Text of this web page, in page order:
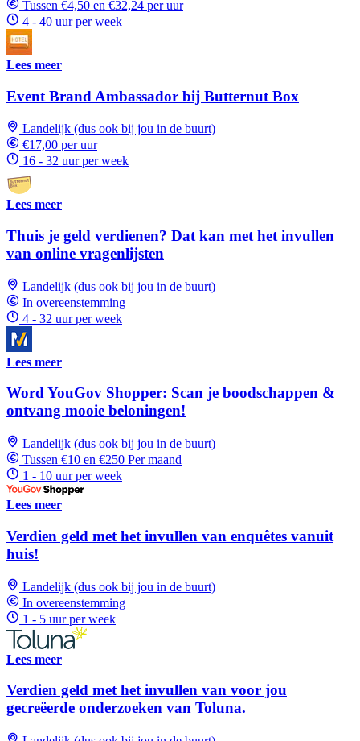
Tussen €4,50 en €32,24 per uur
4 - 40 uur per week
Lees meer
Event Brand Ambassador bij Butternut Box
Landelijk (dus ook bij jou in de buurt)
€17,00 per uur
16 - 32 uur per week
Lees meer
Thuis je geld verdienen? Dat kan met het invullen
van online vragenlijsten
Landelijk (dus ook bij jou in de buurt)
In overeenstemming
4 - 32 uur per week
Lees meer
Word YouGov Shopper: Scan je boodschappen &
ontvang mooie beloningen!
Landelijk (dus ook bij jou in de buurt)
Tussen €10 en €250 Per maand
1 - 10 uur per week
Lees meer
Verdien geld met het invullen van enquêtes vanuit
huis!
Landelijk (dus ook bij jou in de buurt)
In overeenstemming
1 - 5 uur per week
Lees meer
Verdien geld met het invullen van voor jou
gecreëerde onderzoeken van Toluna.